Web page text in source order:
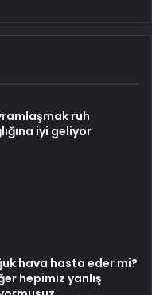
ruh
iyi geliyor
hava hasta eder mi?
hepimiz yanlış